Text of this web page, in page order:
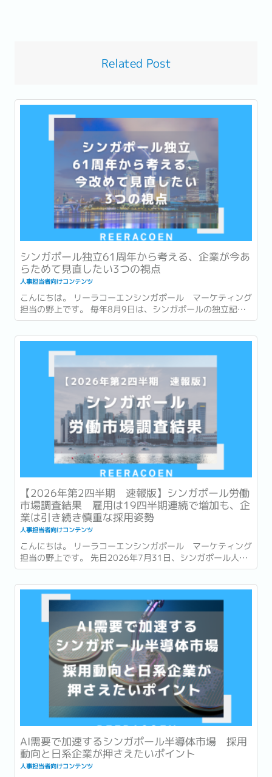
Related Post
シンガポール独立61周年から考える、企業が今あ
らためて見直したい3つの視点
人事担当者向けコンテンツ
こんにちは。 リーラコーエンシンガポール マーケティング
担当の野上です。 毎年8月9日は、シンガポールの独立記念
日 (National Day) です。 今年2026年は独立から61周年を
迎える年です。 街中には国旗や記念装飾が並び、毎年恒例の
National Day Parade...
【2026年第2四半期 速報版】シンガポール労働
市場調査結果 雇用は19四半期連続で増加も、企
業は引き続き慎重な採用姿勢
人事担当者向けコンテンツ
こんにちは。 リーラコーエンシンガポール マーケティング
担当の野上です。 先日2026年7月31日、シンガポール人材
開発省 (Ministry of Manpower : 以降MOM) は、2026年第
2四半期 (4~6月) の労働市場速報 (Labour Market
Advance...
AI需要で加速するシンガポール半導体市場 採用
動向と日系企業が押さえたいポイント
人事担当者向けコンテンツ